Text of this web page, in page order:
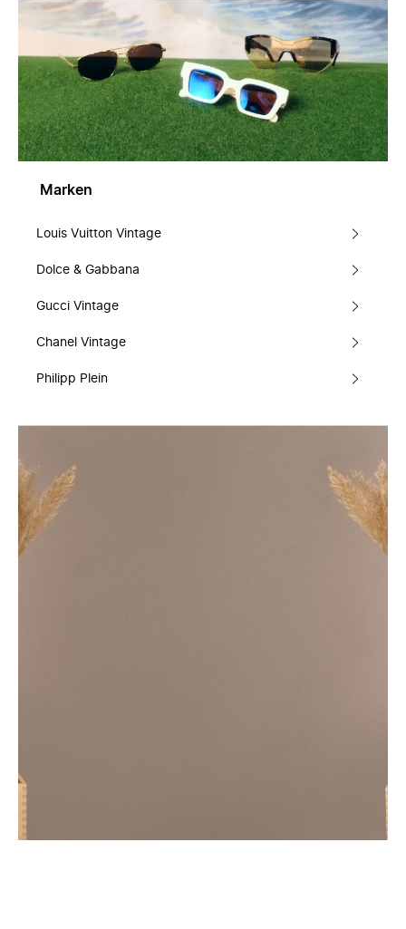
Marken
Louis Vuitton Vintage
Dolce & Gabbana
Gucci Vintage
Chanel Vintage
Philipp Plein